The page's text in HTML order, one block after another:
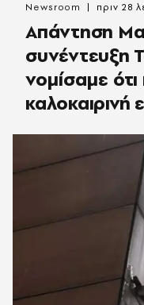
Απάντηση
συνέντευξη
νομίσαμε ότι
καλοκαιρινή
Newsroom πριν 28